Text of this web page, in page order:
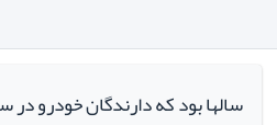
سالها بود که دارندگان خودرو